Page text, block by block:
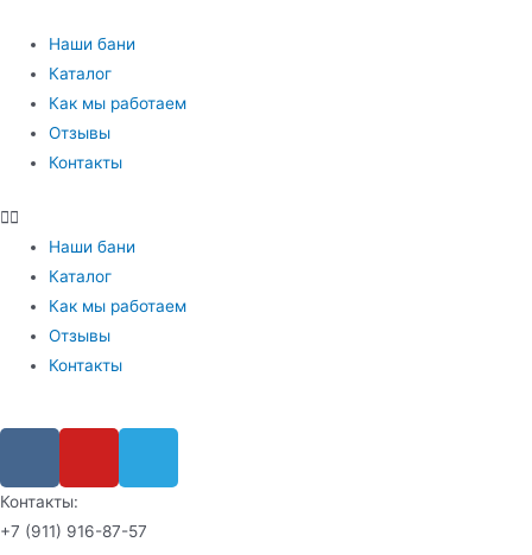
Наши бани
Каталог
Как мы работаем
Отзывы
Контакты
Наши бани
Каталог
Как мы работаем
Отзывы
Контакты
Контакты:
+7 (911) 916-87-57